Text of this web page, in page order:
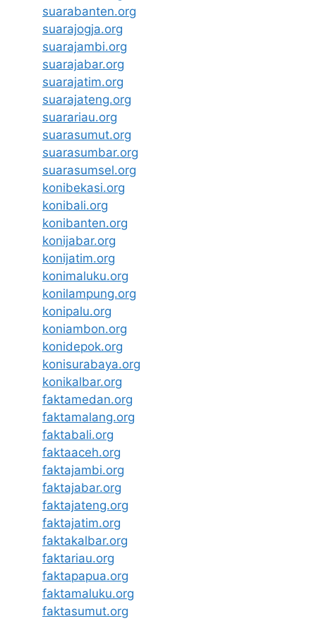
suarabanten.org
suarajogja.org
suarajambi.org
suarajabar.org
suarajatim.org
suarajateng.org
suarariau.org
suarasumut.org
suarasumbar.org
suarasumsel.org
konibekasi.org
konibali.org
konibanten.org
konijabar.org
konijatim.org
konimaluku.org
konilampung.org
konipalu.org
koniambon.org
konidepok.org
konisurabaya.org
konikalbar.org
faktamedan.org
faktamalang.org
faktabali.org
faktaaceh.org
faktajambi.org
faktajabar.org
faktajateng.org
faktajatim.org
faktakalbar.org
faktariau.org
faktapapua.org
faktamaluku.org
faktasumut.org